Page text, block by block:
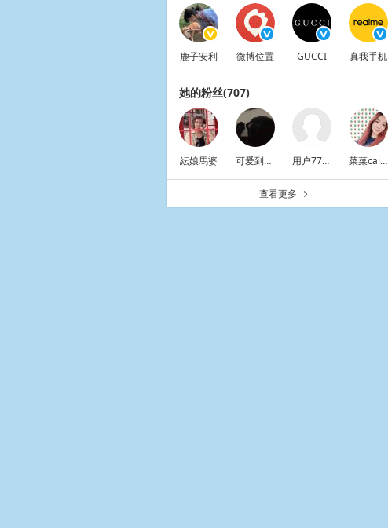
鹿子安利 微博位置 GUCCI 真我手机
她的粉丝(707)
紜娘馬婆 可爱到不行之人 用户77333189666469 菜菜caiyingying
查看更多 a